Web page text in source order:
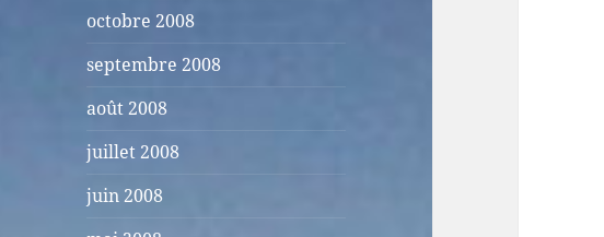
octobre 2008
septembre 2008
août 2008
juillet 2008
juin 2008